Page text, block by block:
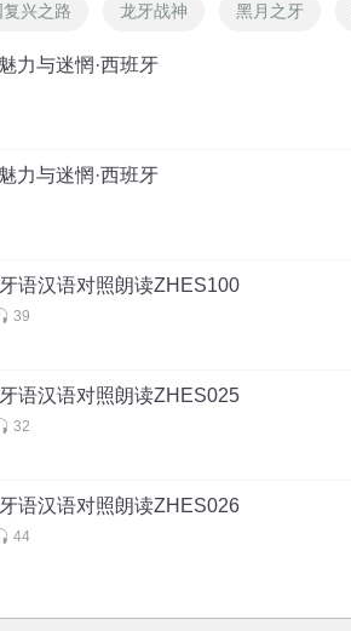
兴之路 龙牙战神 黑月之牙
力与迷惘·西班牙
力与迷惘·西班牙
语汉语对照朗读ZHES100
39
语汉语对照朗读ZHES025
32
语汉语对照朗读ZHES026
44